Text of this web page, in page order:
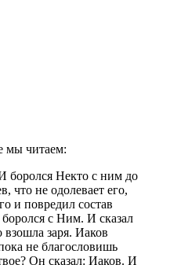
мы читаем:
боролся Некто с ним до
что не одолевает его,
и повредил состав
с Ним. И сказал
заря. Иаков
не благословишь
Он сказал: Иаков. И